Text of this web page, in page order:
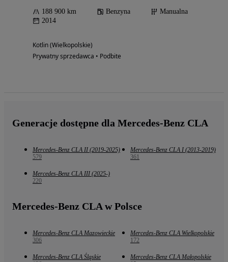
188 900 km Benzyna
Manualna
2014
Kotlin (Wielkopolskie)
Prywatny sprzedawca • Podbite
Generacje dostępne dla Mercedes-Benz CLA
Mercedes-Benz CLA II (2019-2025)
579
Mercedes-Benz CLA I (2013-2019)
361
Mercedes-Benz CLA III (2025-)
220
Mercedes-Benz CLA w Polsce
Mercedes-Benz CLA Mazowieckie
306
Mercedes-Benz CLA Wielkopolskie
172
Mercedes-Benz CLA Śląskie
Mercedes-Benz CLA Małopolskie